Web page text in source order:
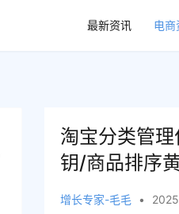
最新资讯 电商
淘宝分类管
钥/商品排序
增长专家-毛毛 •